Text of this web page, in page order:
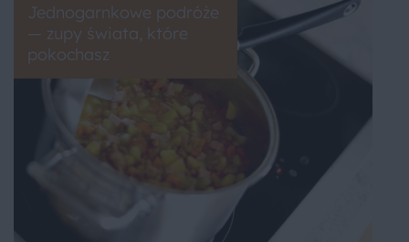
Jednogarnkowe podróże
— zupy świata, które
pokochasz